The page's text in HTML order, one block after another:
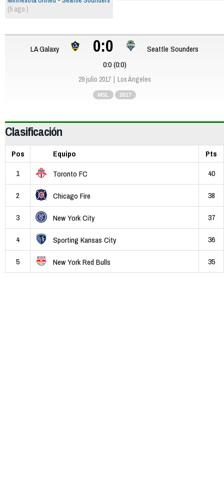
(5 ago.)
LA Galaxy 0:0
Seattle Sounders
0:0 (0:0)
29 julio 2017 Los Ángeles
MSL 2017
Clasificación
Pos Equipo
Pts
1
Toronto FC 40
2 Chicago Fire 38
3 New York City 37
4 Sporting Kansas City 36
5 New York Red Bulls 35